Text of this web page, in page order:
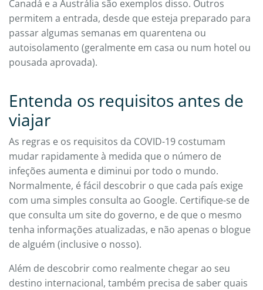
Canadá e a Austrália são exemplos disso. Outros
permitem a entrada, desde que esteja preparado para
passar algumas semanas em quarentena ou
autoisolamento (geralmente em casa ou num hotel ou
pousada aprovada).
Entenda os requisitos antes de
viajar
As regras e os requisitos da COVID-19 costumam
mudar rapidamente à medida que o número de
infeções aumenta e diminui por todo o mundo.
Normalmente, é fácil descobrir o que cada país exige
com uma simples consulta ao Google. Certifique-se de
que consulta um site do governo, e de que o mesmo
tenha informações atualizadas, e não apenas o blogue
de alguém (inclusive o nosso).
Além de descobrir como realmente chegar ao seu
destino internacional, também precisa de saber quais